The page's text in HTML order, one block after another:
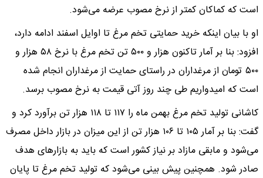
است که کماکان کمتر از نرخ مصوب عرضه می‌شود.
او با بیان اینکه خرید حمایتی تخم مرغ تا اوایل اسفند ادامه دارد،
افزود: بنا بر آمار تاکنون هزار و ۵۰۰ تن تخم مرغ با نرخ ۵۸ هزار و
۵۰۰ تومان از مرغداران در راستای حمایت از مرغداران انجام شده
است که امیدواریم طی چند روز آتی قیمت به نرخ مصوب برسد.
کاشانی تولید تخم مرغ بهمن ماه را ۱۱۷ تا ۱۱۸ هزار تن برآورد کرد و
گفت: بنا بر آمار ۱۰۵ تا ۱۰۶ هزار تن از این میزان در بازار داخل مصرف
می‌شود و مابقی مازاد بر نیاز کشور است که باید به بازار‌های هدف
صادر شود. همچنین پیش بینی می‌شود که تولید تخم مرغ تا پایان